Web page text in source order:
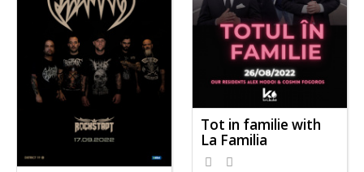
Tot in familie with
La Familia